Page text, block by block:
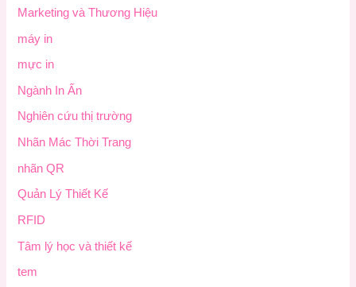
Marketing và Thương Hiệu
máy in
mực in
Ngành In Ấn
Nghiên cứu thị trường
Nhãn Mác Thời Trang
nhãn QR
Quản Lý Thiết Kế
RFID
Tâm lý học và thiết kế
tem